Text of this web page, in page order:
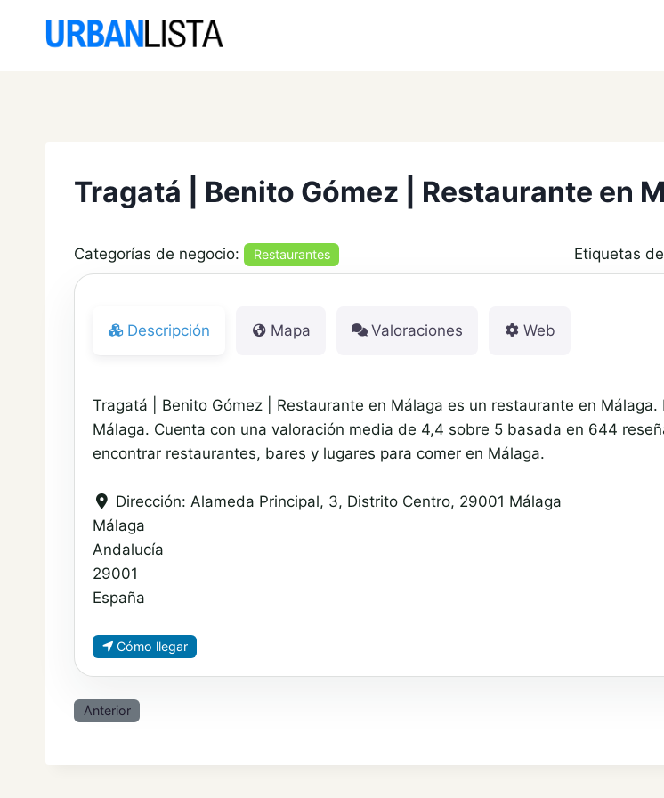
Tragatá | Benito Gómez | Restaurante en
Categorías de negocio: Restaurantes Etiquetas
Descripción Mapa Valoraciones Web
Tragatá | Benito Gómez | Restaurante en Málaga es un restaurante en
Málaga. Cuenta con una valoración media de 4,4 sobre 5 basada en 644
encontrar restaurantes, bares y lugares para comer en Málaga.
Dirección: Alameda Principal, 3, Distrito Centro, 29001 Málaga
Málaga
Andalucía
29001
España
Cómo llegar
Anterior